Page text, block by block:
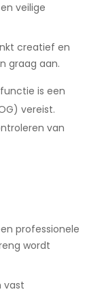
veilige
creatief en
graag aan.
is een
vereist.
van
professionele
wordt
vast